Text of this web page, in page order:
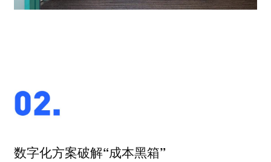
数字化方案破解“成本黑箱”